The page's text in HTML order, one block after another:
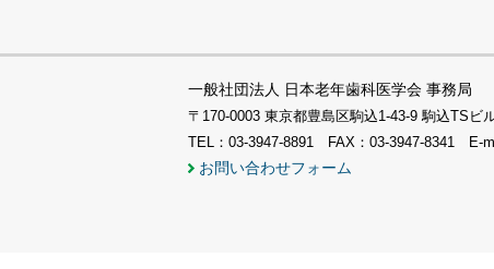
一般社団法人 日本老年歯科医学会 事務局
〒170-0003 東京都豊島区駒込1-43-9 駒込TSビ
TEL：03-3947-8891 FAX：03-3947-8341 E-
お問い合わせフォーム